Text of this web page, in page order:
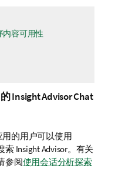
内容可用性
Insight Advisor Chat
的用户可以使用
Insight Advisor。 有关
参阅使用会话分析探索